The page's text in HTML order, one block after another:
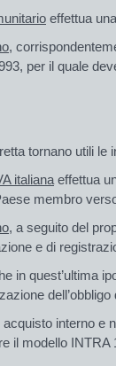
effettua
per il quale
tornano utili le
italiana effettua
membro
a seguito del
e di
in quest’ultima
acquisto interno e
il modello INTRA